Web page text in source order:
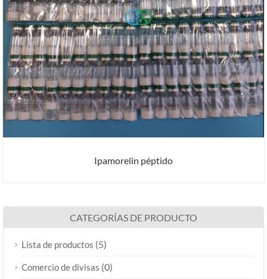
Ipamorelin péptido
CATEGORÍAS DE PRODUCTO
Lista de productos (5)
Comercio de divisas (0)